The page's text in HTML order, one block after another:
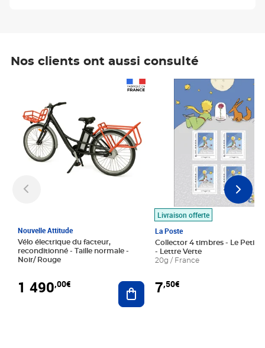
Nos clients ont aussi consulté
Nouvelle Attitude
Vélo électrique du facteur,
reconditionné - Taille normale -
Noir/ Rouge
1 490,00€ Ajouter au panier
Livraison offerte
La Poste
Collector 4 timbres - Le Petit
- Lettre Verte
20g / France
7,50€
Prix 7,50€